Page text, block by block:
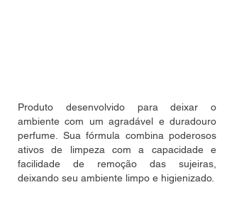
Produto desenvolvido para deixar o
ambiente com um agradável e duradouro
perfume. Sua fórmula combina poderosos
ativos de limpeza com a capacidade e
facilidade de remoção das sujeiras,
deixando seu ambiente limpo e higienizado.